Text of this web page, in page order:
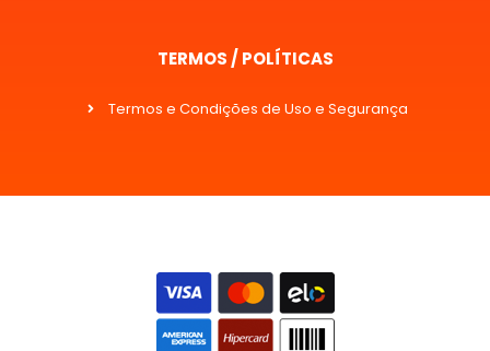
TERMOS / POLÍTICAS
Termos e Condições de Uso e Segurança